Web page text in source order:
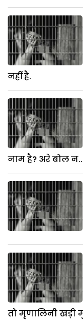
नहीं है.
नाम है? अरे बोल
तो मृणालिनी खड़ी